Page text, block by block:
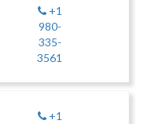
+1
980-
335-
3561
+1